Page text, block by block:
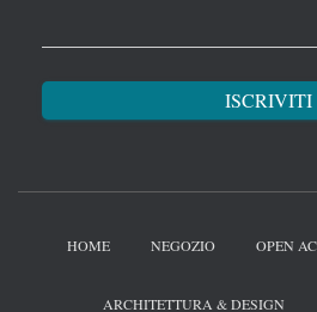
HOME NEGOZIO OPEN
ARCHITETTURA & DESIGN